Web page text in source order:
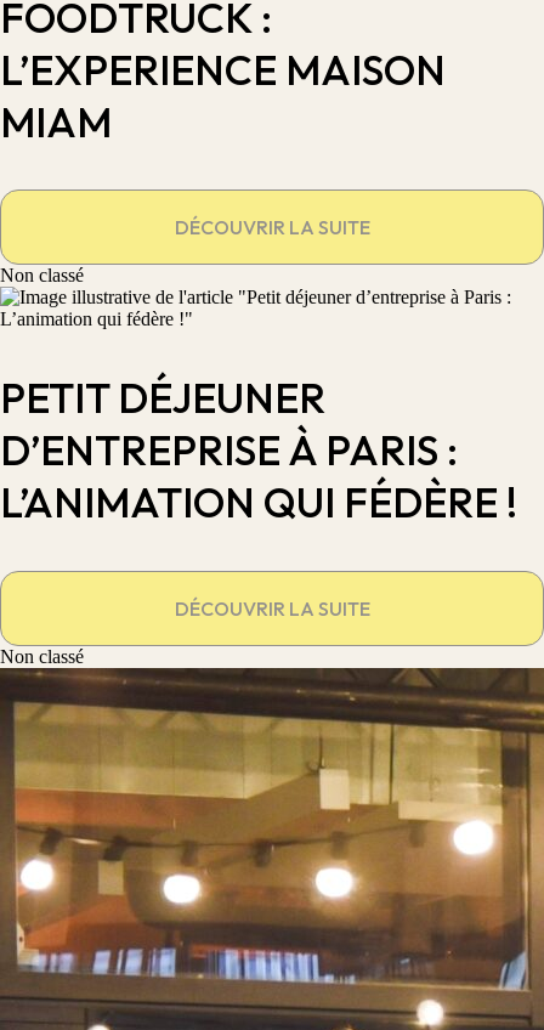
FOODTRUCK :
L’EXPERIENCE MAISON
MIAM
DÉCOUVRIR LA SUITE
Non classé
PETIT DÉJEUNER
D’ENTREPRISE À PARIS :
L’ANIMATION QUI FÉDÈRE !
DÉCOUVRIR LA SUITE
Non classé